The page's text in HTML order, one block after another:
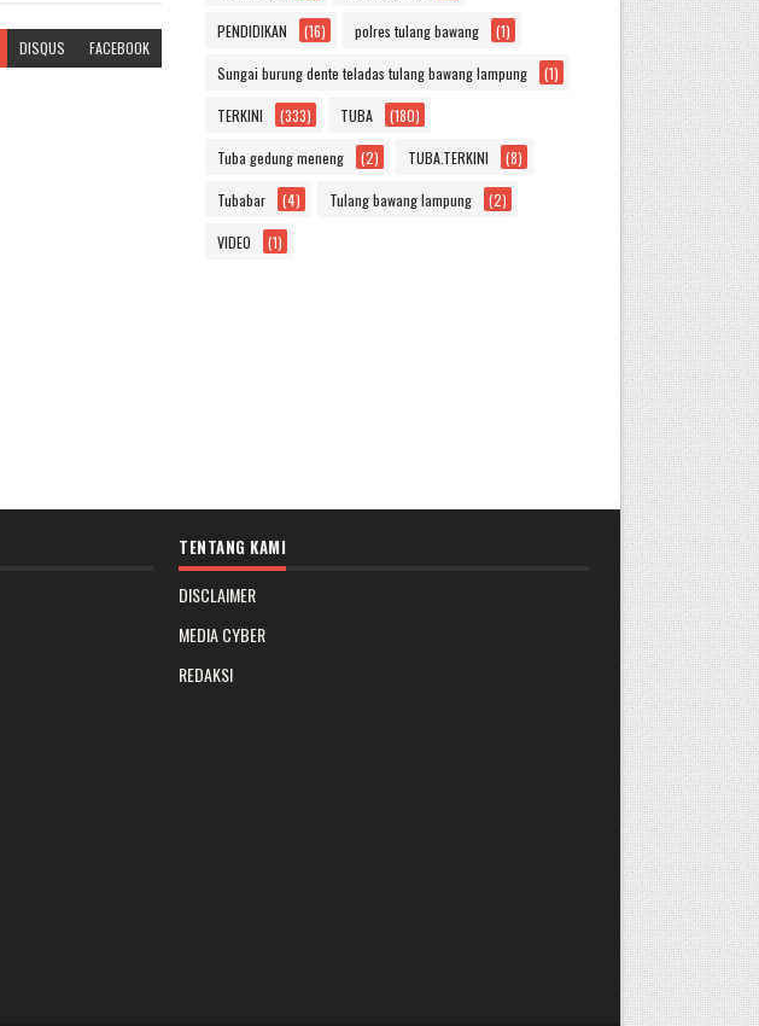
DISQUS FACEBOOK
PENDIDIKAN (16) polres tulang bawang (1)
Sungai burung dente teladas tulang bawang lampung (1)
TERKINI (333) TUBA (180)
Tuba gedung meneng (2) TUBA.TERKINI (8)
Tubabar (4) Tulang bawang lampung (2)
VIDEO (1)
TENTANG KAMI
DISCLAIMER
MEDIA CYBER
REDAKSI